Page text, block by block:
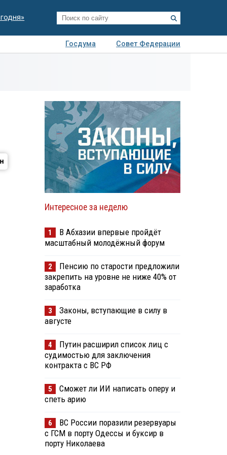
Госдума
Совет Федерации
Интересное за неделю
1
В Абхазии впервые пройдёт
масштабный молодёжный форум
2
Пенсию по старости предложили
закрепить на уровне не ниже 40% от
заработка
3
Законы, вступающие в силу в
августе
4
Путин расширил список лиц с
судимостью для заключения
контракта с ВС РФ
5
Сможет ли ИИ написать оперу и
спеть арию
6
ВС России поразили резервуары
с ГСМ в порту Одессы и буксир в
порту Николаева